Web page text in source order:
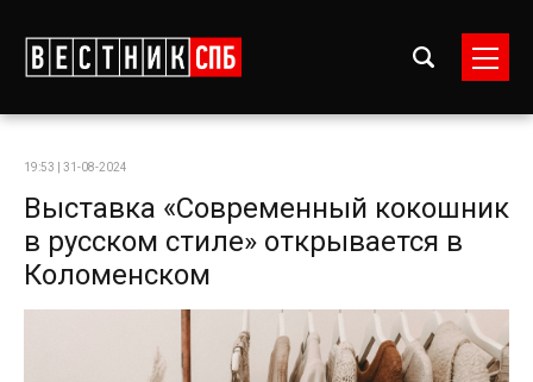
19:53 | 31-08-2024
Выставка «Современный кокошник
в русском стиле» открывается в
Коломенском